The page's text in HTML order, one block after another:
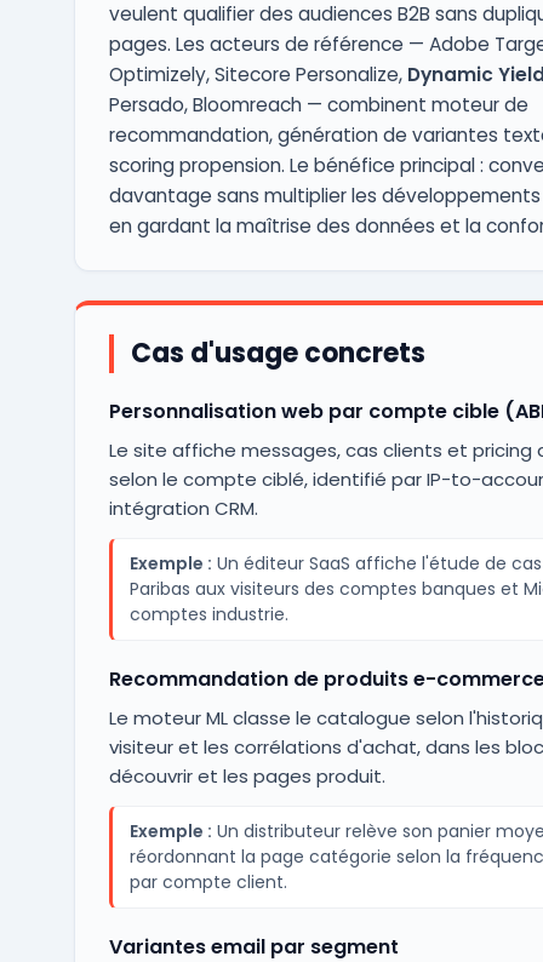
veulent qualifier des audiences B2B sans
pages. Les acteurs de référence — Adobe
Optimizely, Sitecore Personalize, Dynamic
Persado, Bloomreach — combinent moteur de
recommandation, génération de variantes
scoring propension. Le bénéfice principal :
davantage sans multiplier les
en gardant la maîtrise des données et la
Cas d'usage concrets
Personnalisation web par compte cible
Le site affiche messages, cas clients et pricing
selon le compte ciblé, identifié par IP-to-
intégration CRM.
Exemple : Un éditeur SaaS affiche l'étude de cas
Paribas aux visiteurs des comptes banques et
comptes industrie.
Recommandation de produits e-commerce
Le moteur ML classe le catalogue selon
visiteur et les corrélations d'achat, dans les
découvrir et les pages produit.
Exemple : Un distributeur relève son panier
réordonnant la page catégorie selon la
par compte client.
Variantes email par segment